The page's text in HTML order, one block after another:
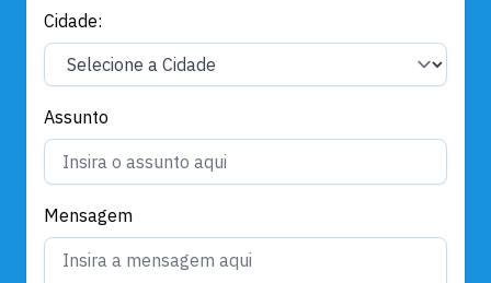
Cidade:
Assunto
Mensagem